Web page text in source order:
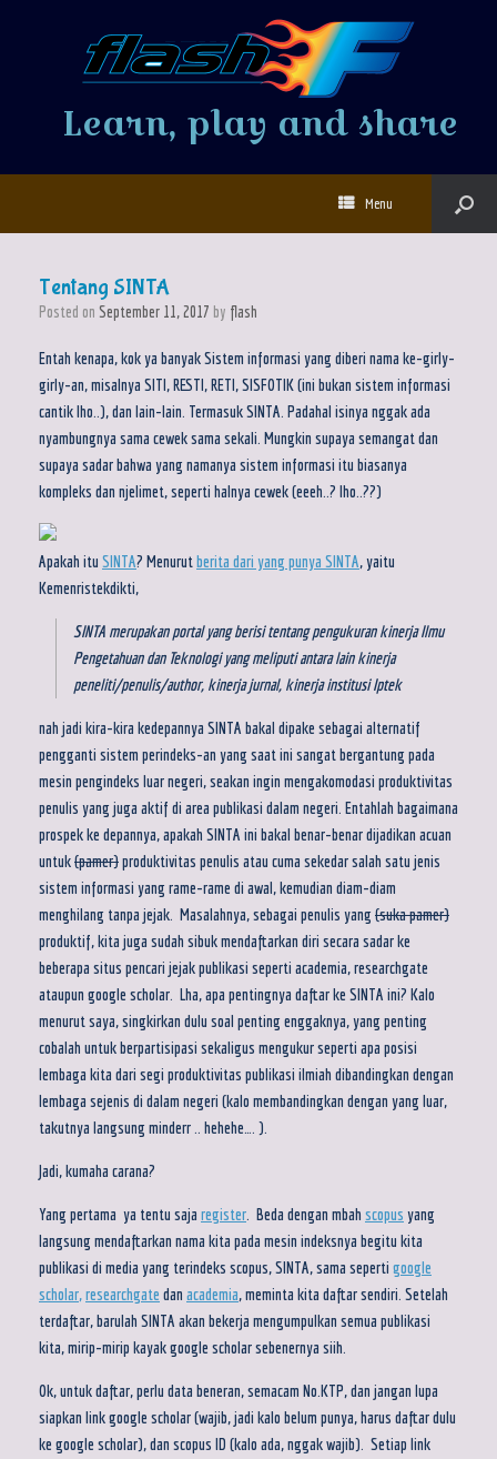
Learn, play and share
Menu
Tentang SINTA
Posted on September 11, 2017 by flash
Entah kenapa, kok ya banyak Sistem informasi yang diberi nama ke-girly-
girly-an, misalnya SITI, RESTI, RETI, SISFOTIK (ini bukan sistem informasi
cantik lho..), dan lain-lain. Termasuk SINTA. Padahal isinya nggak ada
nyambungnya sama cewek sama sekali. Mungkin supaya semangat dan
supaya sadar bahwa yang namanya sistem informasi itu biasanya
kompleks dan njelimet, seperti halnya cewek (eeeh..? lho..??)
Apakah itu SINTA? Menurutberita dari yang punya SINTA, yaitu
Kemenristekdikti,
SINTA merupakan portal yang berisi tentang pengukuran kinerja Ilmu
Pengetahuan dan Teknologi yang meliputi antara lain kinerja
peneliti/penulis/author, kinerja jurnal, kinerja institusi Iptek
nah jadi kira-kira kedepannya SINTA bakal dipake sebagai alternatif
pengganti sistem perindeks-an yang saat ini sangat bergantung pada
mesin pengindeks luar negeri, seakan ingin mengakomodasi produktivitas
penulis yang juga aktif di area publikasi dalam negeri. Entahlah bagaimana
prospek ke depannya, apakah SINTA ini bakal benar-benar dijadikan acuan
untuk(pamer)produktivitas penulis atau cuma sekedar salah satu jenis
sistem informasi yang rame-rame di awal, kemudian diam-diam
menghilang tanpa jejak. Masalahnya, sebagai penulis yang(suka pamer)
produktif, kita juga sudah sibuk mendaftarkan diri secara sadar ke
beberapa situs pencari jejak publikasi seperti academia, researchgate
ataupun google scholar. Lha, apa pentingnya daftar ke SINTA ini? Kalo
menurut saya, singkirkan dulu soal penting enggaknya, yang penting
cobalah untuk berpartisipasi sekaligus mengukur seperti apa posisi
lembaga kita dari segi produktivitas publikasi ilmiah dibandingkan dengan
lembaga sejenis di dalam negeri (kalo membandingkan dengan yang luar,
takutnya langsung minderr .. hehehe…. ).
Jadi, kumaha carana?
Yang pertama ya tentu saja register. Beda dengan mbah scopus yang
langsung mendaftarkan nama kita pada mesin indeksnya begitu kita
publikasi di media yang terindeks scopus, SINTA, sama seperti google
scholar,researchgate dan academia, meminta kita daftar sendiri. Setelah
terdaftar, barulah SINTA akan bekerja mengumpulkan semua publikasi
kita, mirip-mirip kayak google scholar sebenernya siih.
Ok, untuk daftar, perlu data beneran, semacam No.KTP, dan jangan lupa
siapkan link google scholar (wajib, jadi kalo belum punya, harus daftar dulu
ke google scholar), dan scopus ID (kalo ada, nggak wajib). Setiap link